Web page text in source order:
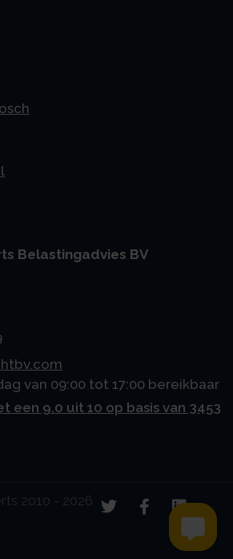
Belastingadvies BV
van 09:00 tot 17:00 bereikbaar
een 9.0 uit 10 op basis van 3453
2010 - 2026